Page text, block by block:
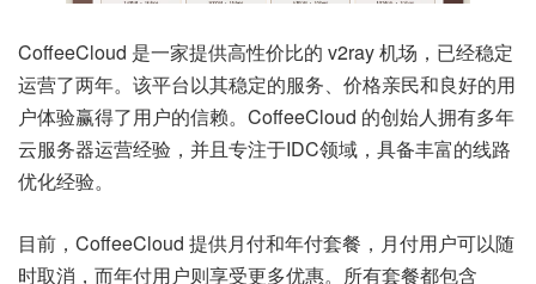
CoffeeCloud 是一家提供高性价比的 v2ray 机场，已经稳定
运营了两年。该平台以其稳定的服务、价格亲民和良好的用
户体验赢得了用户的信赖。CoffeeCloud 的创始人拥有多年
云服务器运营经验，并且专注于IDC领域，具备丰富的线路
优化经验。
目前，CoffeeCloud 提供月付和年付套餐，月付用户可以随
时取消，而年付用户则享受更多优惠。所有套餐都包含